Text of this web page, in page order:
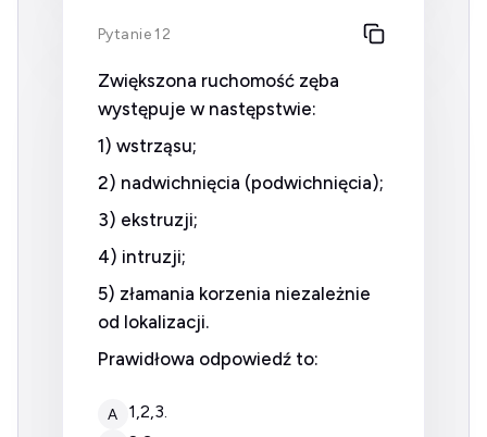
Pytanie 12
Zwiększona ruchomość zęba
występuje w następstwie:
1) wstrząsu;
2) nadwichnięcia (podwichnięcia);
3) ekstruzji;
4) intruzji;
5) złamania korzenia niezależnie
od lokalizacji.
Prawidłowa odpowiedź to:
A 1,2,3.